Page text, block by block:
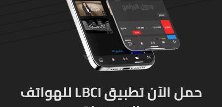
حمل الآن تطبيق LBCI للهواتف